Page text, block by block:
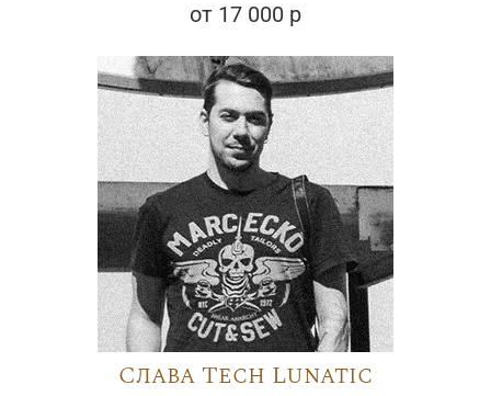
от 17 000 р
Слава Tech Lunatic